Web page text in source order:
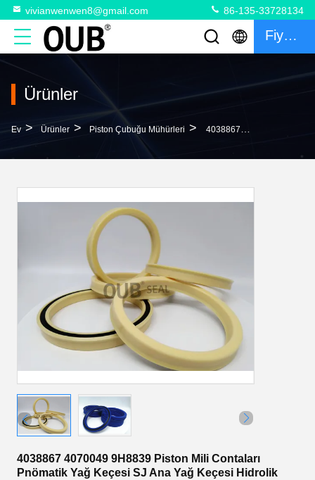
vivianwenwen8@gmail.com 86-135-33728134
Fiyat Teklifi
Ürünler
Ev > Ürünler > Piston Çubuğu Mühürleri > 4038867 4070049 9H8839 Piston Mili Contaları Pnömatik Yağ Keçesi SJ Ana Yağ Keçesi Hidrolik Keçe 07000-02105
4038867 4070049 9H8839 Piston Mili Contaları
Pnömatik Yağ Keçesi SJ Ana Yağ Keçesi Hidrolik